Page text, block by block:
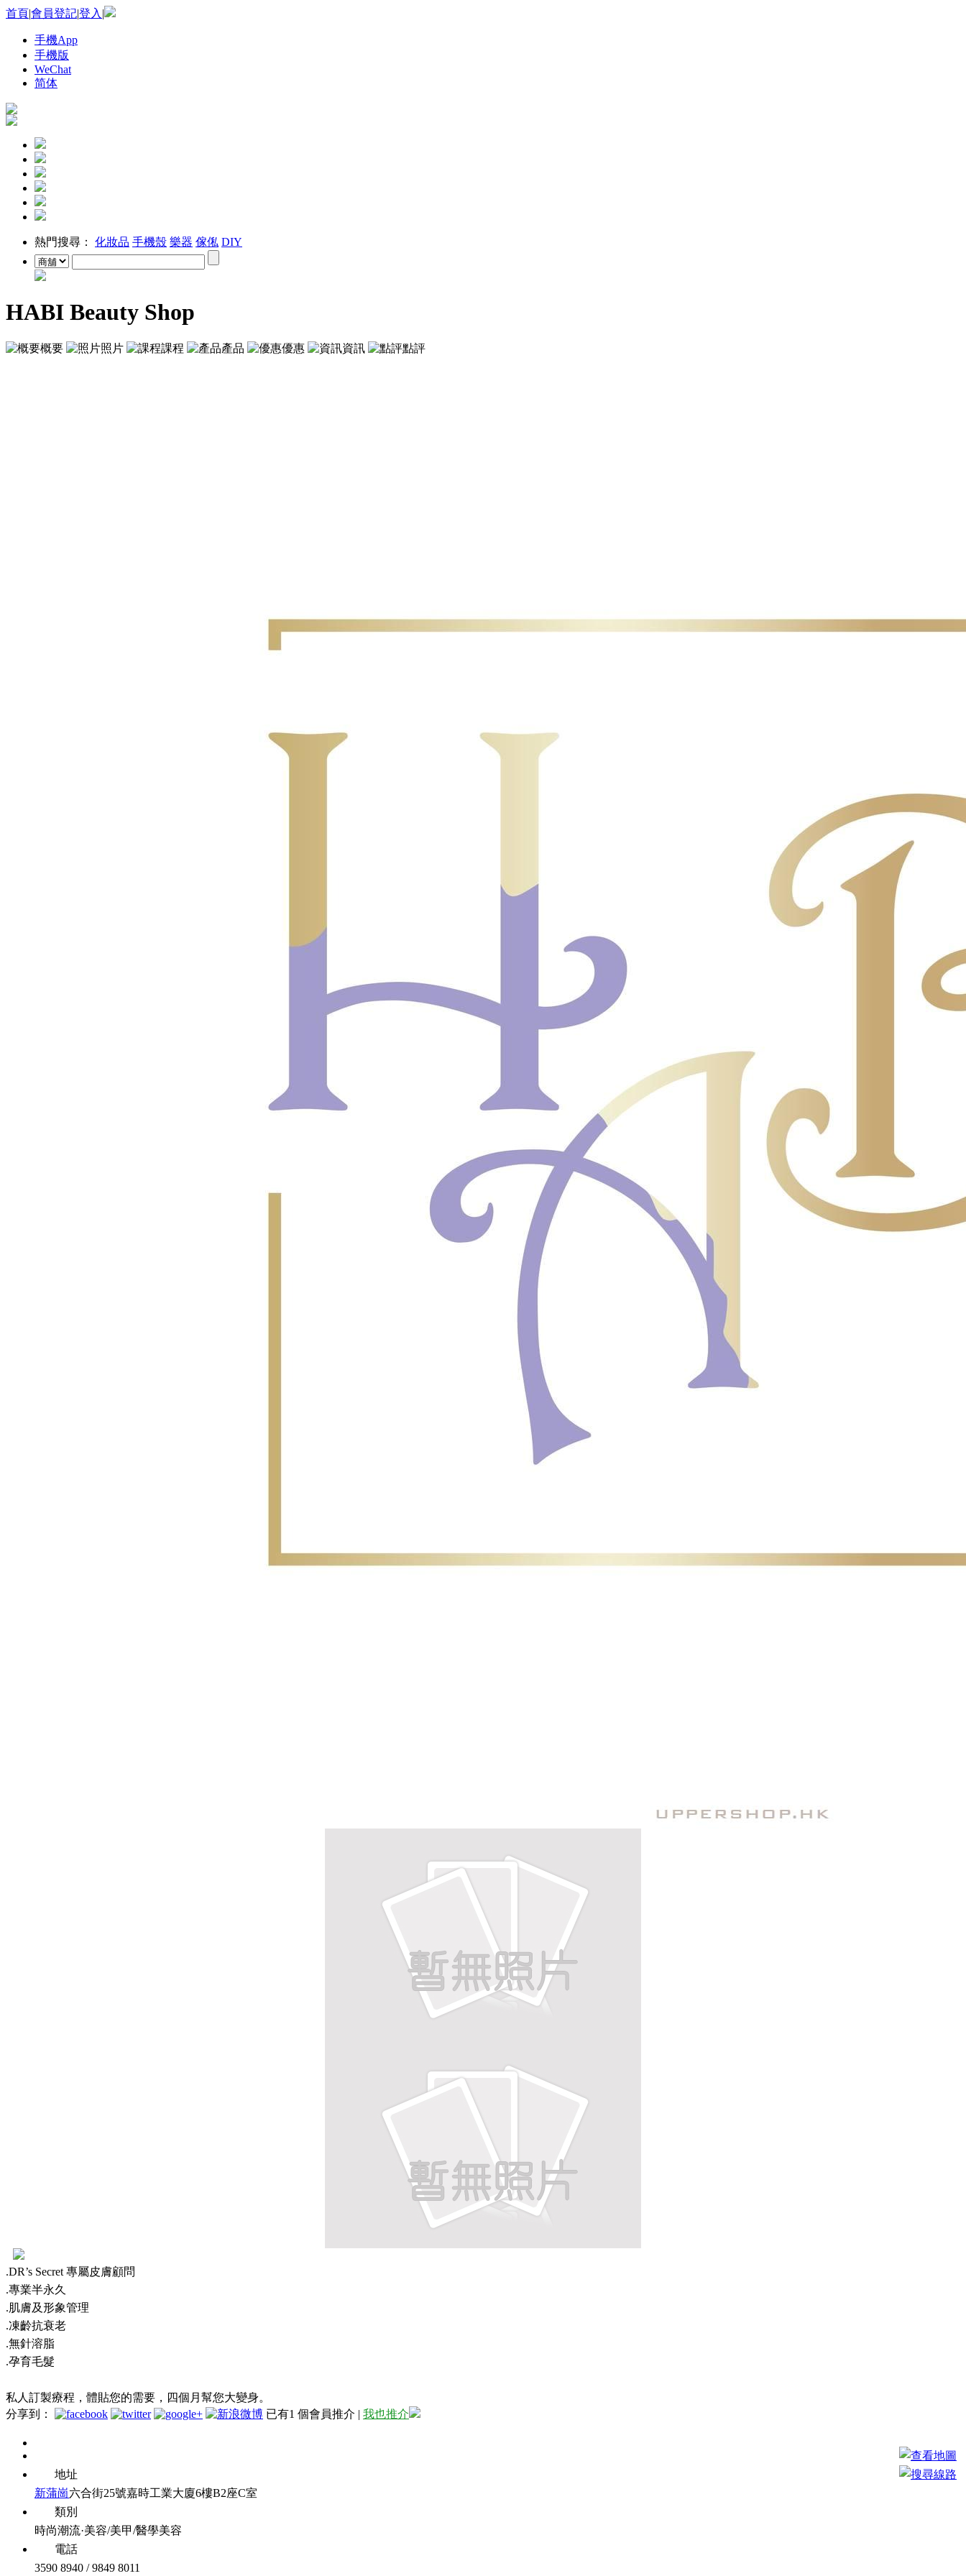
首頁|會員登記|登入 |
手機App
手機版
WeChat
简体
熱門搜尋： 化妝品 手機殼 樂器 傢俬 DIY
HABI Beauty Shop
概要 照片 課程 產品 優惠 資訊 點評
.DR’s Secret 專屬皮膚顧問
.專業半永久
.肌膚及形象管理
.凍齡抗衰老
.無針溶脂
.孕育毛髮
私人訂製療程，體貼您的需要，四個月幫您大變身。
分享到：
已有1 個會員推介 | 我也推介
地址
新蒲崗六合街25號嘉時工業大廈6樓B2座C室
類別
時尚潮流·美容/美甲/醫學美容
電話
3590 8940 / 9849 8011